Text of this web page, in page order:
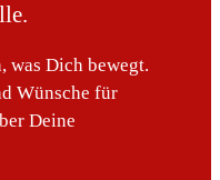
was Dich bewegt.
Wünsche für
Deine